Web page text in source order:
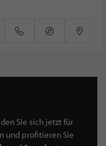
Sie sich jetzt für
und profitieren Sie